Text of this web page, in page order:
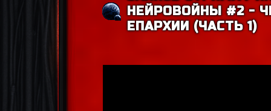
НЕЙРОВОЙНЫ #2 -
ЕПАРХИИ (ЧАСТЬ 1)